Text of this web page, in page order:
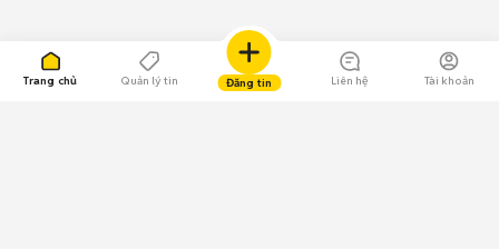
Trang chủ Quản lý tin Đăng tin Liên hệ Tài khoản